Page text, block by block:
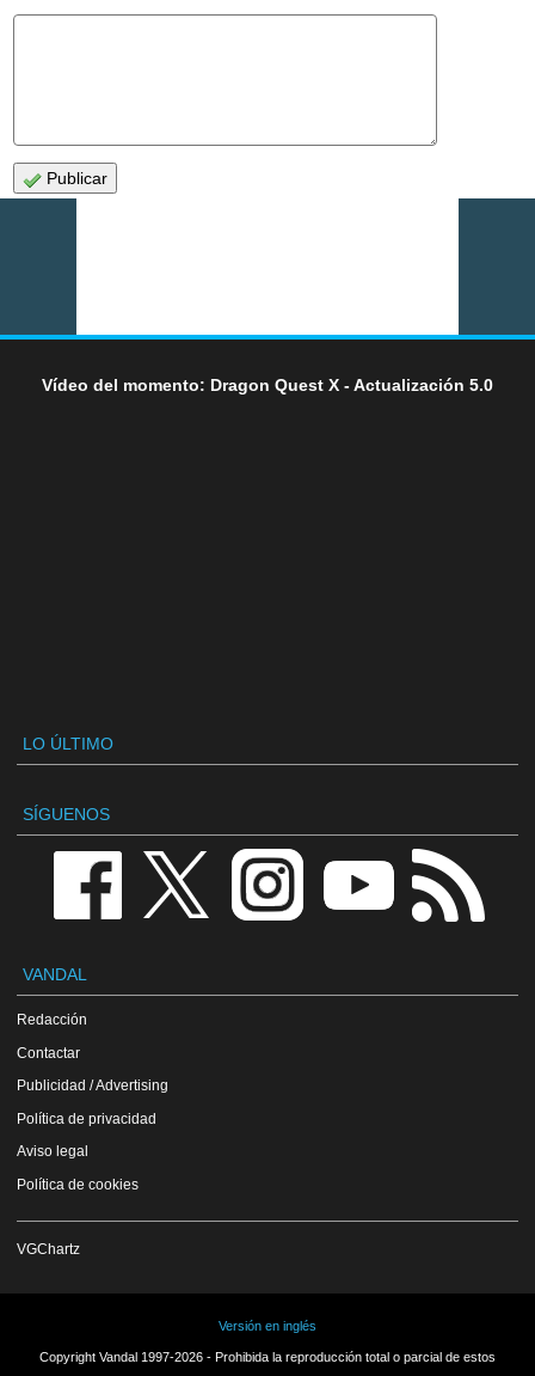
Publicar
Vídeo del momento: Dragon Quest X - Actualización 5.0
LO ÚLTIMO
SÍGUENOS
VANDAL
Redacción
Contactar
Publicidad / Advertising
Política de privacidad
Aviso legal
Política de cookies
VGChartz
Versión en inglés
Copyright Vandal 1997-2026 - Prohibida la reproducción total o parcial de estos